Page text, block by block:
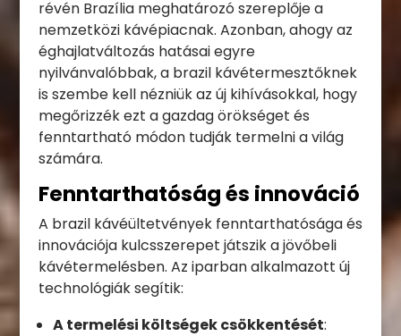
révén Brazília meghatározó szereplője a
nemzetközi kávépiacnak. Azonban, ahogy az
éghajlatváltozás hatásai egyre
nyilvánvalóbbak, a brazil kávétermesztőknek
is szembe kell nézniük az új kihívásokkal, hogy
megőrizzék ezt a gazdag örökséget és
fenntartható módon tudják termelni a világ
számára.
Fenntarthatóság és innováció
A brazil kávéültetvények fenntarthatósága és
innovációja kulcsszerepet játszik a jövőbeli
kávétermelésben. Az iparban alkalmazott új
technológiák segítik:
A termelési költségek csökkentését: